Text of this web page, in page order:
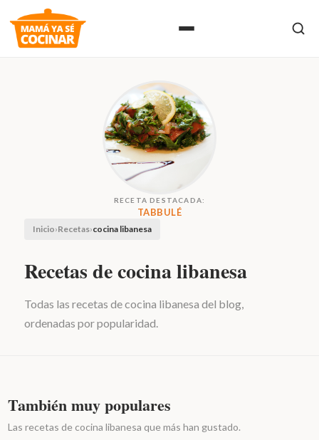
RECETA DESTACADA:
TABBULÉ
Inicio›Recetas›cocina libanesa
Recetas de cocina libanesa
Todas las recetas de cocina libanesa del blog,
ordenadas por popularidad.
También muy populares
Las recetas de cocina libanesa que más han gustado.